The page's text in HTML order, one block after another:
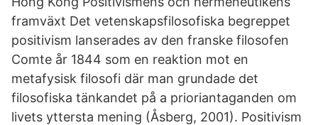
framväxt Det vetenskapsfilosofiska begreppet
positivism lanserades av den franske filosofen
Comte år 1844 som en reaktion mot en
metafysisk filosofi där man grundade det
filosofiska tänkandet på a prioriantaganden om
livets yttersta mening (Åsberg, 2001). Positivism